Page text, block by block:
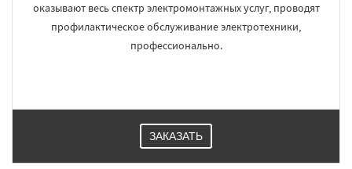
оказывают весь спектр электромонтажных услуг, проводят
профилактическое обслуживание электротехники,
профессионально.
ЗАКАЗАТЬ